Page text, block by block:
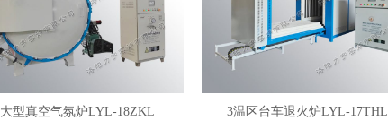
大型真空气氛炉LYL-18ZKL 3温区台车退火炉LYL-17THL